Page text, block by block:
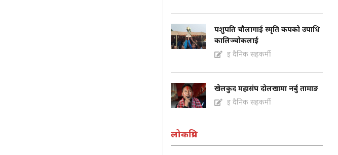
पशुपति चौलागाई स्मृति कपको उपाधि
कालिञ्चोकलाई
इ दैनिक सहकर्मी
खेलकुद महासंघ दोलखामा नर्बु तामाङ
इ दैनिक सहकर्मी
लोकप्रिय